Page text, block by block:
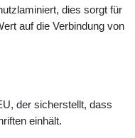
dies sorgt für
auf die Verbindung von
der sicherstellt, dass
einhält.